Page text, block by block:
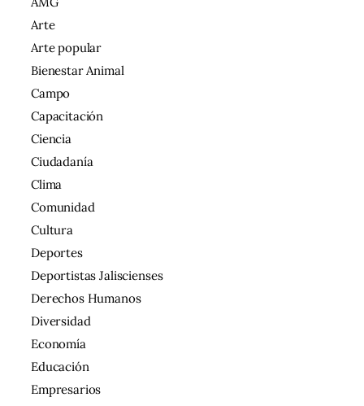
Arte
Arte popular
Bienestar Animal
Campo
Capacitación
Ciencia
Ciudadanía
Clima
Comunidad
Cultura
Deportes
Deportistas Jaliscienses
Derechos Humanos
Diversidad
Economía
Educación
Empresarios